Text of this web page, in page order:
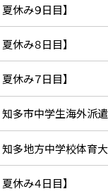
休み９日目】
休み８日目】
休み７日目】
多市中学生海外派遣
多地方中学校体育大会
休み４日目】